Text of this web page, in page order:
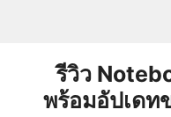
รีวิว
พร้อมอัปเดท